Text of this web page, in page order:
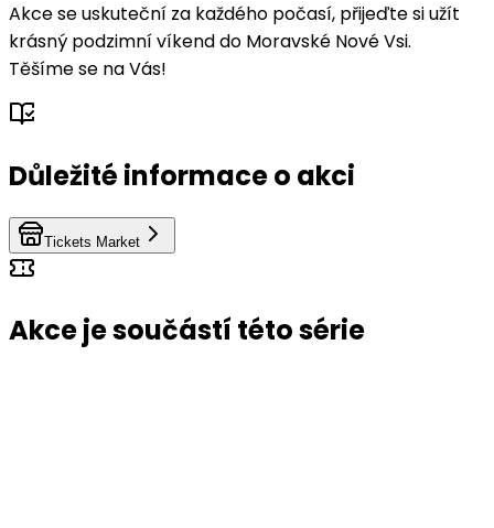
Akce se uskuteční za každého počasí, přijeďte si užít
krásný podzimní víkend do Moravské Nové Vsi.
Těšíme se na Vás!
Důležité informace o akci
Tickets Market
Akce je součástí této série